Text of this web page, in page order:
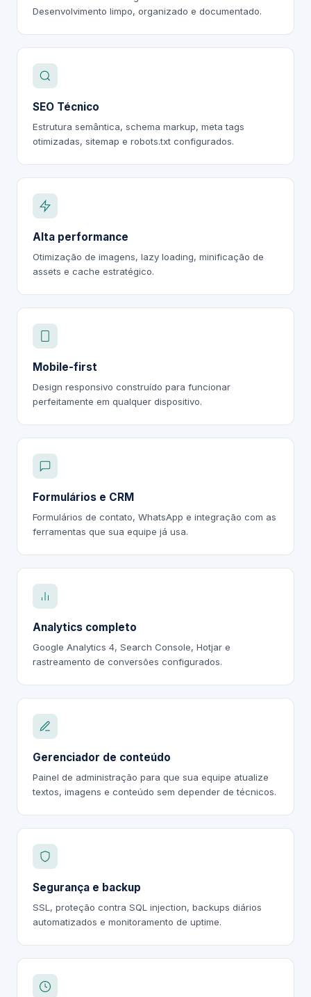
Desenvolvimento limpo, organizado e documentado.
SEO Técnico
Estrutura semântica, schema markup, meta tags
otimizadas, sitemap e robots.txt configurados.
Alta performance
Otimização de imagens, lazy loading, minificação de
assets e cache estratégico.
Mobile-first
Design responsivo construído para funcionar
perfeitamente em qualquer dispositivo.
Formulários e CRM
Formulários de contato, WhatsApp e integração com as
ferramentas que sua equipe já usa.
Analytics completo
Google Analytics 4, Search Console, Hotjar e
rastreamento de conversões configurados.
Gerenciador de conteúdo
Painel de administração para que sua equipe atualize
textos, imagens e conteúdo sem depender de técnicos.
Segurança e backup
SSL, proteção contra SQL injection, backups diários
automatizados e monitoramento de uptime.